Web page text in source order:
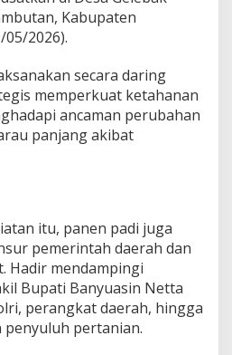
Kabupaten
05/2026).
secara daring
memperkuat ketahanan
ancaman perubahan
panjang akibat
itu, panen padi juga
pemerintah daerah dan
Hadir mendampingi
Bupati Banyuasin Netta
perangkat daerah, hingga
penyuluh pertanian.